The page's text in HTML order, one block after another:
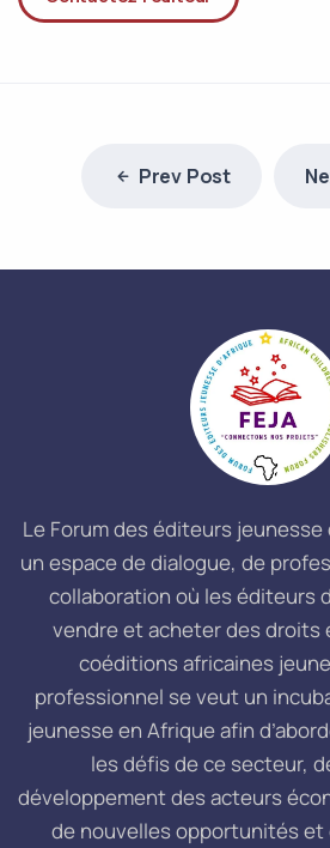
Prev Post
Le Forum des éditeurs jeunesse
un espace de dialogue, de
collaboration où les éditeurs
vendre et acheter des droits
coéditions africaines
professionnel se veut un
jeunesse en Afrique afin
les défis de ce secteur,
développement des acteurs
de nouvelles opportunités et